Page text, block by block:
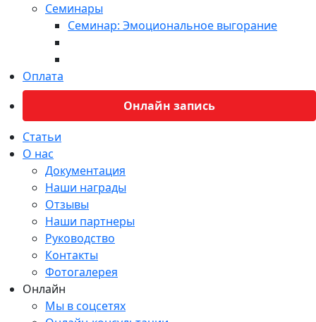
Семинары
Семинар: Эмоциональное выгорание
Оплата
Онлайн запись
Статьи
О нас
Документация
Наши награды
Отзывы
Наши партнеры
Руководство
Контакты
Фотогалерея
Онлайн
Мы в соцсетях